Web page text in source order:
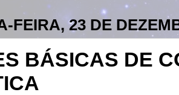
FEIRA, 23 DE
BÁSICAS DE